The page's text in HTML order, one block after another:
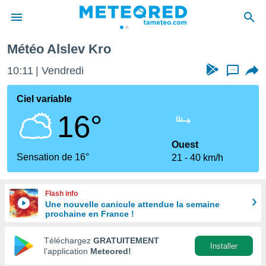
de
en
Météo Alslev Kro
10:11 Vendredi ...
Ciel variable
16°
Sensation de 16°
Ouest
21
40 km/h
Flash info
Une nouvelle canicule attendue la semaine
prochaine en France !
Téléchargez GRATUITEMENT
l’application Meteored!
Installer